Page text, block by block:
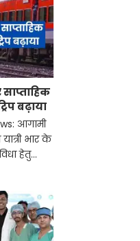
बढ़ाया
आगामी
भार के
हेतु